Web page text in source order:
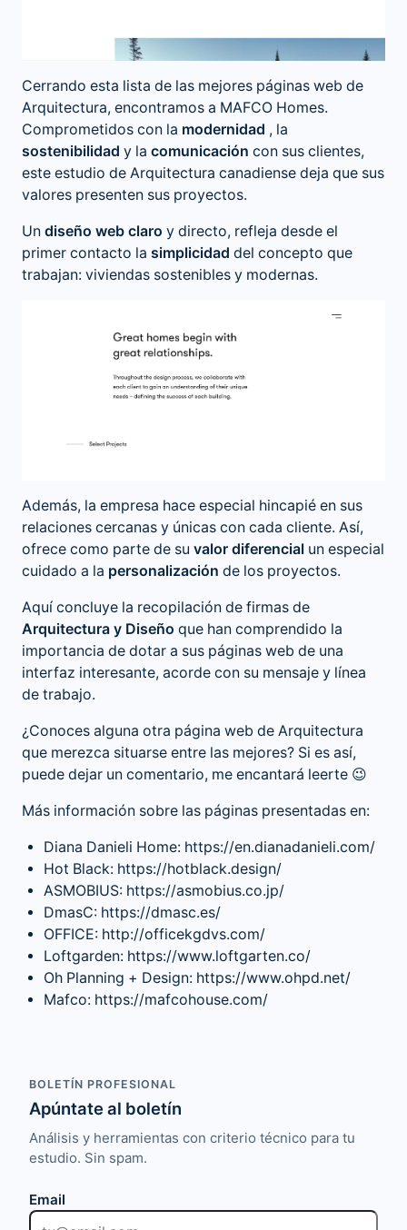
Cerrando esta lista de las mejores páginas web de
Arquitectura, encontramos a MAFCO Homes.
Comprometidos con la modernidad , la
sostenibilidad y la comunicación con sus clientes,
este estudio de Arquitectura canadiense deja que sus
valores presenten sus proyectos.
Un diseño web claro y directo, refleja desde el
primer contacto la simplicidad del concepto que
trabajan: viviendas sostenibles y modernas.
Además, la empresa hace especial hincapié en sus
relaciones cercanas y únicas con cada cliente. Así,
ofrece como parte de su valor diferencial un especial
cuidado a la personalización de los proyectos.
Aquí concluye la recopilación de firmas de
Arquitectura y Diseño que han comprendido la
importancia de dotar a sus páginas web de una
interfaz interesante, acorde con su mensaje y línea
de trabajo.
¿Conoces alguna otra página web de Arquitectura
que merezca situarse entre las mejores? Si es así,
puede dejar un comentario, me encantará leerte 😉
Más información sobre las páginas presentadas en:
Diana Danieli Home: https://en.dianadanieli.com/
Hot Black: https://hotblack.design/
ASMOBIUS: https://asmobius.co.jp/
DmasC: https://dmasc.es/
OFFICE: http://officekgdvs.com/
Loftgarden: https://www.loftgarten.co/
Oh Planning + Design: https://www.ohpd.net/
Mafco: https://mafcohouse.com/
BOLETÍN PROFESIONAL
Apúntate al boletín
Análisis y herramientas con criterio técnico para tu
estudio. Sin spam.
Email